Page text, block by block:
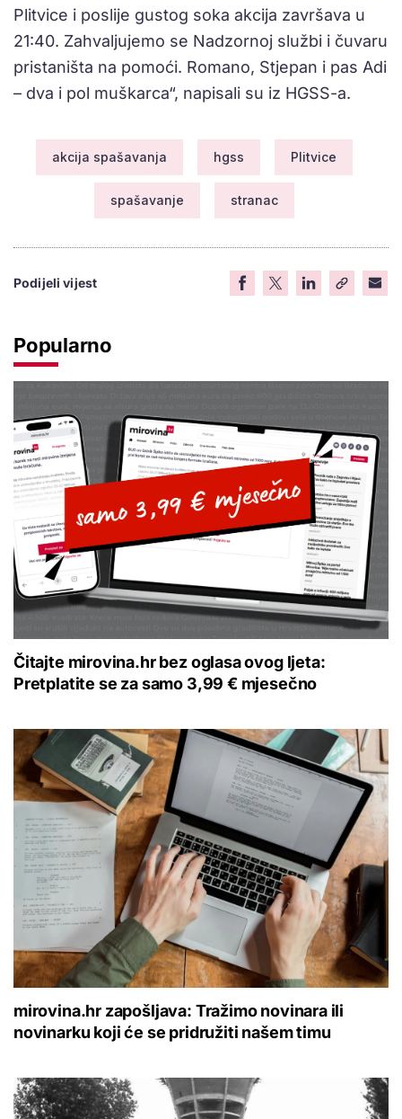
Plitvice i poslije gustog soka akcija završava u
21:40. Zahvaljujemo se Nadzornoj službi i čuvaru
pristaništa na pomoći. Romano, Stjepan i pas Adi
– dva i pol muškarca“, napisali su iz HGSS-a.
akcija spašavanja hgss Plitvice
spašavanje stranac
Podijeli vijest
Popularno
Čitajte mirovina.hr bez oglasa ovog ljeta:
Pretplatite se za samo 3,99 € mjesečno
mirovina.hr zapošljava: Tražimo novinara ili
novinarku koji će se pridružiti našem timu